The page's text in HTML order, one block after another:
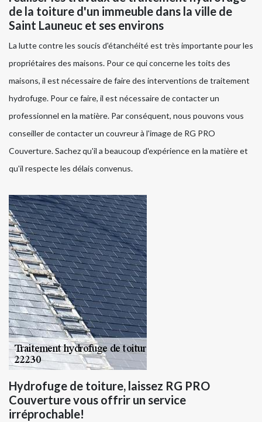
de la toiture d'un immeuble dans la ville de
Saint Launeuc et ses environs
La lutte contre les soucis d'étanchéité est très importante pour les
propriétaires des maisons. Pour ce qui concerne les toits des
maisons, il est nécessaire de faire des interventions de traitement
hydrofuge. Pour ce faire, il est nécessaire de contacter un
professionnel en la matière. Par conséquent, nous pouvons vous
conseiller de contacter un couvreur à l'image de RG PRO
Couverture. Sachez qu'il a beaucoup d'expérience en la matière et
qu'il respecte les délais convenus.
Hydrofuge de toiture, laissez RG PRO
Couverture vous offrir un service
irréprochable!